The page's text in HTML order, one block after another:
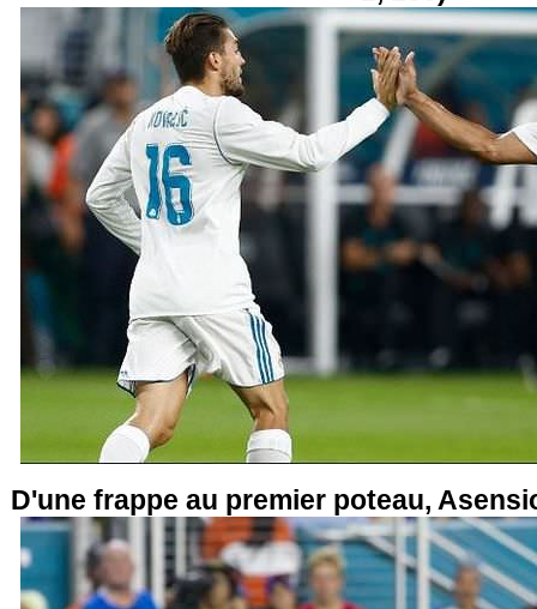
D'une frappe au premier poteau,